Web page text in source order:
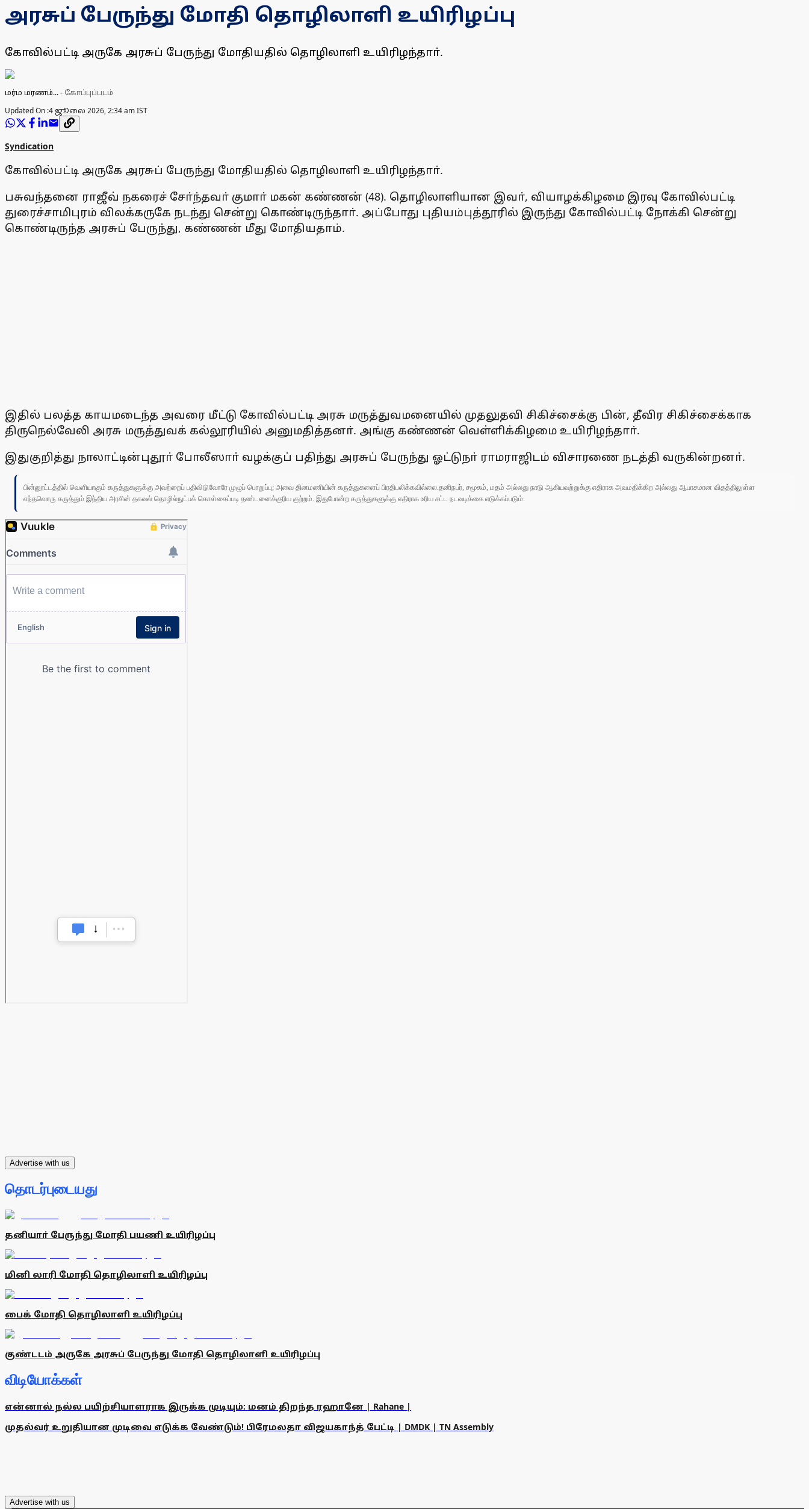
அரசுப் பேருந்து மோதி தொழிலாளி உயிரிழப்பு
கோவில்பட்டி அருகே அரசுப் பேருந்து மோதியதில் தொழிலாளி உயிரிழந்தாா்.
மர்ம மரணம்...- கோப்புப்படம்
Updated On :4 ஜூலை 2026, 2:34 am IST
Syndication
கோவில்பட்டி அருகே அரசுப் பேருந்து மோதியதில் தொழிலாளி உயிரிழந்தாா்.
பசுவந்தனை ராஜீவ் நகரைச் சோ்ந்தவா் குமாா் மகன் கண்ணன் (48). தொழிலாளியான இவா், வியாழக்கிழமை இரவு கோவில்பட்டி
துரைச்சாமிபுரம் விலக்கருகே நடந்து சென்று கொண்டிருந்தாா். அப்போது புதியம்புத்தூரில் இருந்து கோவில்பட்டி நோக்கி சென்று
கொண்டிருந்த அரசுப் பேருந்து, கண்ணன் மீது மோதியதாம்.
இதில் பலத்த காயமடைந்த அவரை மீட்டு கோவில்பட்டி அரசு மருத்துவமனையில் முதலுதவி சிகிச்சைக்கு பின், தீவிர சிகிச்சைக்காக
திருநெல்வேலி அரசு மருத்துவக் கல்லூரியில் அனுமதித்தனா். அங்கு கண்ணன் வெள்ளிக்கிழமை உயிரிழந்தாா்.
இதுகுறித்து நாலாட்டின்புதூா் போலீஸாா் வழக்குப் பதிந்து அரசுப் பேருந்து ஓட்டுநா் ராமராஜிடம் விசாரணை நடத்தி வருகின்றனா்.
பின்னூட்டத்தில் வெளியாகும் கருத்துகளுக்கு அவற்றைப் பதிவிடுவோரே முழுப் பொறுப்பு; அவை தினமணியின் கருத்துகளைப் பிரதிபலிக்கவில்லை.தனிநபர், சமூகம், மதம் அல்லது நாடு ஆகியவற்றுக்கு எதிராக அவமதிக்கிற அல்லது ஆபாசமான விதத்திலுள்ள
எந்தவொரு கருத்தும் இந்திய அரசின் தகவல் தொழில்நுட்பக் கொள்கைப்படி தண்டனைக்குரிய குற்றம். இதுபோன்ற கருத்துகளுக்கு எதிராக உரிய சட்ட நடவடிக்கை எடுக்கப்படும்.
Advertise with us
தொடர்புடையது
தனியாா் பேருந்து மோதி பயணி உயிரிழப்பு
மினி லாரி மோதி தொழிலாளி உயிரிழப்பு
பைக் மோதி தொழிலாளி உயிரிழப்பு
குண்டடம் அருகே அரசுப் பேருந்து மோதி தொழிலாளி உயிரிழப்பு
விடியோக்கள்
என்னால் நல்ல பயிற்சியாளராக இருக்க முடியும்: மனம் திறந்த ரஹானே | Rahane |
முதல்வர் உறுதியான முடிவை எடுக்க வேண்டும்! பிரேமலதா விஜயகாந்த் பேட்டி | DMDK | TN Assembly
Advertise with us